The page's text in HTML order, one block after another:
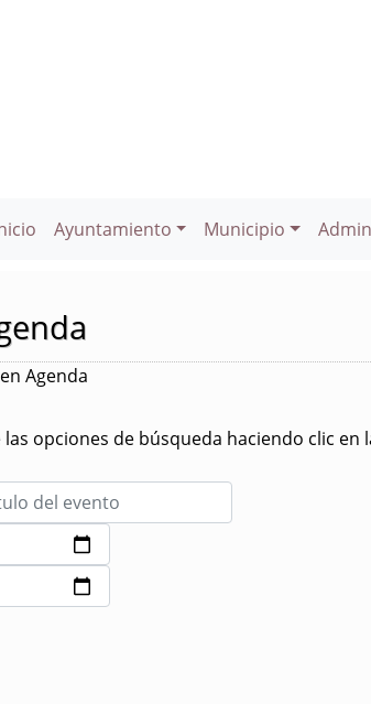
Ayuntamiento Municipio
Agenda
las opciones de búsqueda haciendo clic en